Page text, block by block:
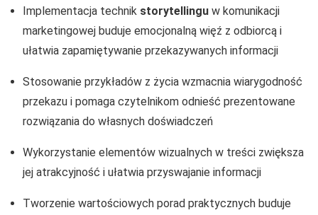
Implementacja technik storytellingu w komunikacji
marketingowej buduje emocjonalną więź z odbiorcą i
ułatwia zapamiętywanie przekazywanych informacji
Stosowanie przykładów z życia wzmacnia wiarygodność
przekazu i pomaga czytelnikom odnieść prezentowane
rozwiązania do własnych doświadczeń
Wykorzystanie elementów wizualnych w treści zwiększa
jej atrakcyjność i ułatwia przyswajanie informacji
Tworzenie wartościowych porad praktycznych buduje